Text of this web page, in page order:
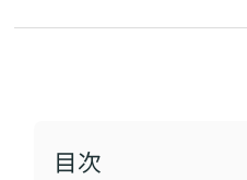
目次